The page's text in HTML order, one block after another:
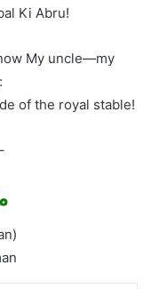
Ki Abru!
My uncle—my
of the royal stable!